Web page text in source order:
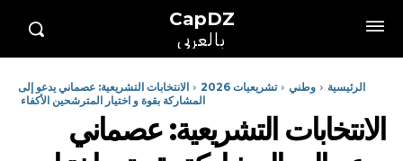
CapDZ
بالعربي
الرئيسية وطني تشريعيات 2026
الانتخابات التشريعية: عصماني يدعو إلى
المشاركة بقوة و اختيار المترشحين الأكفاء
الانتخابات التشريعية: عصماني